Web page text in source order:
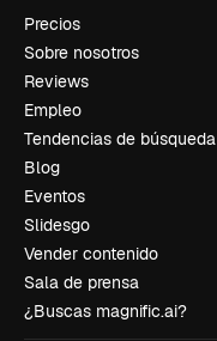
Precios
Sobre nosotros
Reviews
Empleo
Tendencias de búsqueda
Blog
Eventos
Slidesgo
Vender contenido
Sala de prensa
¿Buscas magnific.ai?